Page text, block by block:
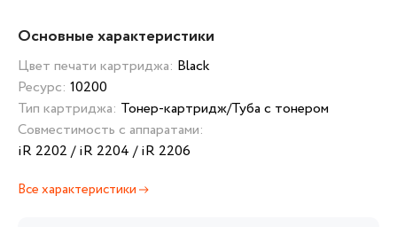
Основные характеристики
Цвет печати картриджа: Black
Ресурс: 10200
Тип картриджа: Тонер-картридж/Туба с тонером
Совместимость с аппаратами:
iR 2202 / iR 2204 / iR 2206
Все характеристики